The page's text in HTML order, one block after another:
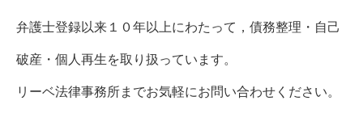
弁護士登録以来１０年以上にわたって，債務整理・自己
破産・個人再生を取り扱っています。
リーベ法律事務所までお気軽にお問い合わせください。